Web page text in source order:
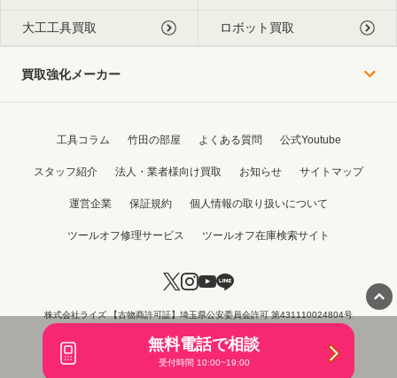
無料電話で相談
受付時間 10:00~19:00
大工工具買取 ロボット買取
買取強化メーカー
工具コラム 竹田の部屋 よくある質問 公式Youtube
スタッフ紹介 法人・業者様向け買取 お知らせ サイトマップ
運営企業 保証規約 個人情報の取り扱いについて
ツールオフ修理サービス ツールオフ在庫検索サイト
株式会社ライズ 【古物商許可証】埼玉県公安委員会許可 第431110024804号